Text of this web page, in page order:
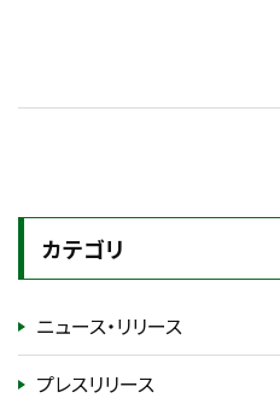
カテゴリ
ニュース・リリース
プレスリリース